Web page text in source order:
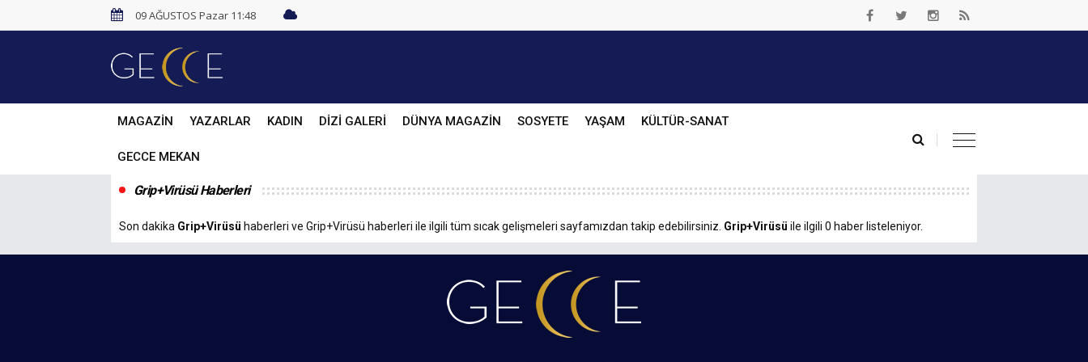
09 AĞUSTOS Pazar 11:48
MAGAZİN YAZARLAR KADIN DİZİ GALERİ DÜNYA MAGAZİN SOSYETE YAŞAM KÜLTÜR-SANAT
GECCE MEKAN
Grip+Virüsü Haberleri
Son dakika Grip+Virüsü haberleri ve Grip+Virüsü haberleri ile ilgili tüm sıcak gelişmeleri sayfamızdan takip edebilirsiniz. Grip+Virüsü ile ilgili 0 haber listeleniyor.